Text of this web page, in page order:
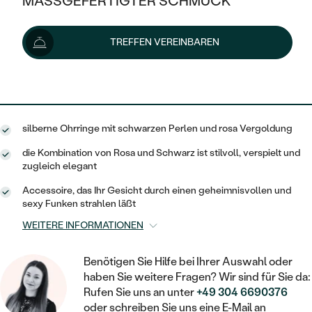
KLASSISCH
V-FORM
VINTAGE
AUSSERGEWÖHNLICHE
VON HAND GRAVIERTE
MIT MEHREREN DIAMANTEN
HALO
VINTAGE
IM SET
AUSSERGEWÖHNLICH
GESTALTE EINEN RING
WÄHLE EINEN RING
DIAMANTEN ZUM EINFASSEN
AUSVERKAUF
WENN SCHMUCK HILFT
NACH TYP
OHRRINGE
RINGE
ANHÄNGER / KETTEN
ARMBÄNDER
SCHMUCKSET
HERRENSCHMUCK
PLATIN
OHRSTECKER
CREOLEN
MINIMALISTISCHE
OHRHÄNGER
HERZ
GOLD
SILBER
SOLITÄR
ZUR GEBURT EINES KINDES
PERSONALISIERT
MIT STERNZEICHEN
MINIMALISTISCH
AUSVERKAUF
GOLD
PLATIN
MINIMALISTISCHE
TREFFEN VEREINBAREN
149 €
Lieferoptionen
silberne Ohrringe mit schwarzen Perlen und rosa Vergoldung
die Kombination von Rosa und Schwarz ist stilvoll, verspielt und
zugleich elegant
Accessoire, das Ihr Gesicht durch einen geheimnisvollen und
sexy Funken strahlen läßt
WEITERE INFORMATIONEN
Benötigen Sie Hilfe bei Ihrer Auswahl oder
haben Sie weitere Fragen? Wir sind für Sie da:
Rufen Sie uns an unter+49 304 6690376
oder schreiben Sie uns eine E-Mail an